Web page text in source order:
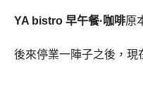
YA bistro 早午餐·咖啡原
後來停業一陣子之後，現